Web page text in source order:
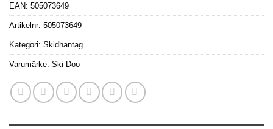
EAN: 505073649
Artikelnr: 505073649
Kategori: Skidhantag
Varumärke: Ski-Doo